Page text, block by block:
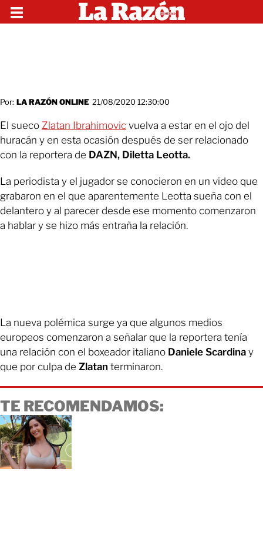
Por: LA RAZÓN ONLINE 21/08/2020 12:30:00
El sueco Zlatan Ibrahimovic vuelva a estar en el ojo del
huracán y en esta ocasión después de ser relacionado
con la reportera de DAZN, Diletta Leotta.
La periodista y el jugador se conocieron en un video que
grabaron en el que aparentemente Leotta sueña con el
delantero y al parecer desde ese momento comenzaron
a hablar y se hizo más entraña la relación.
La nueva polémica surge ya que algunos medios
europeos comenzaron a señalar que la reportera tenía
una relación con el boxeador italiano Daniele Scardina y
que por culpa de Zlatan terminaron.
TE RECOMENDAMOS: